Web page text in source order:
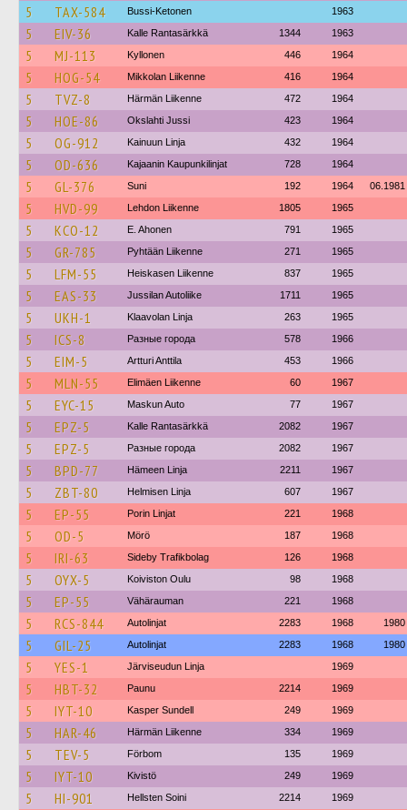
5 TAX-584 Bussi-Ketonen 1963
5 EIV-36 Kalle Rantasärkkä 1344 1963
5 MJ-113 Kyllonen 446 1964
5 HOG-54 Mikkolan Liikenne 416 1964
5 TVZ-8 Härmän Liikenne 472 1964
5 HOE-86 Okslahti Jussi 423 1964
5 OG-912 Kainuun Linja 432 1964
5 OD-636 Kajaanin Kaupunkilinjat 728 1964
5 GL-376 Suni 192 1964 06.1981
5 HVD-99 Lehdon Liikenne 1805 1965
5 KCO-12 E. Ahonen 791 1965
5 GR-785 Pyhtään Liikenne 271 1965
5 LFM-55 Heiskasen Liikenne 837 1965
5 EAS-33 Jussilan Autoliike 1711 1965
5 UKH-1 Klaavolan Linja 263 1965
5 ICS-8 Разные города 578 1966
5 EIM-5 Artturi Anttila 453 1966
5 MLN-55 Elimäen Liikenne 60 1967
5 EYC-15 Maskun Auto 77 1967
5 EPZ-5 Kalle Rantasärkkä 2082 1967
5 EPZ-5 Разные города 2082 1967
5 BPD-77 Hämeen Linja 2211 1967
5 ZBT-80 Helmisen Linja 607 1967
5 EP-55 Porin Linjat 221 1968
5 OD-5 Mörö 187 1968
5 IRI-63 Sideby Trafikbolag 126 1968
5 OYX-5 Koiviston Oulu 98 1968
5 EP-55 Vähärauman 221 1968
5 RCS-844 Autolinjat 2283 1968 1980
5 GIL-25 Autolinjat 2283 1968 1980
5 YES-1 Järviseudun Linja 1969
5 HBT-32 Paunu 2214 1969
5 IYT-10 Kasper Sundell 249 1969
5 HAR-46 Härmän Liikenne 334 1969
5 TEV-5 Förbom 135 1969
5 IYT-10 Kivistö 249 1969
5 HI-901 Hellsten Soini 2214 1969